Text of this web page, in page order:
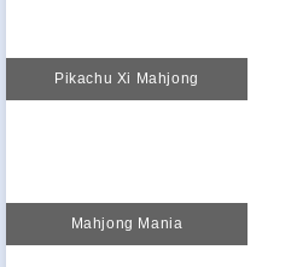
Pikachu Xi Mahjong
Mahjong Mania